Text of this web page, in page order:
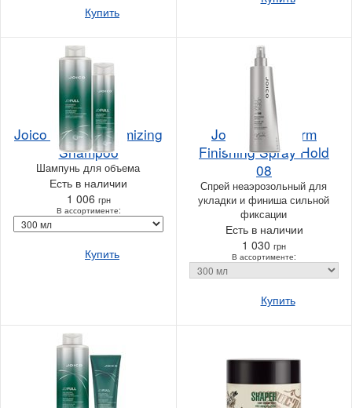
Купить
Joico JoiFull Volumizing
Shampoo
Шампунь для объема
Есть в наличии
1 006 грн
В ассортименте:
Купить
Joico JoiFix Firm
Finishing Spray Hold
08
Спрей неаэрозольный для
укладки и финиша сильной
фиксации
Есть в наличии
1 030 грн
В ассортименте:
Купить